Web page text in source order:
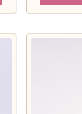
weist
Varianten